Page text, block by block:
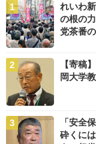
れいわ
の根の
党茶番
【寄稿
岡大学
「安全
砕くに